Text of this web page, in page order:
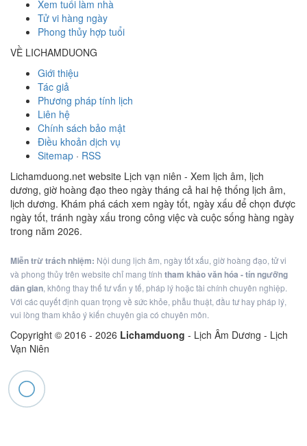
Xem tuổi làm nhà
Tử vi hàng ngày
Phong thủy hợp tuổi
VỀ LICHAMDUONG
Giới thiệu
Tác giả
Phương pháp tính lịch
Liên hệ
Chính sách bảo mật
Điều khoản dịch vụ
Sitemap · RSS
Lichamduong.net website Lịch vạn niên - Xem lịch âm, lịch
dương, giờ hoàng đạo theo ngày tháng cả hai hệ thống lịch âm,
lịch dương. Khám phá cách xem ngày tốt, ngày xấu để chọn được
ngày tốt, tránh ngày xấu trong công việc và cuộc sống hàng ngày
trong năm 2026.
Miễn trừ trách nhiệm: Nội dung lịch âm, ngày tốt xấu, giờ hoàng đạo, tử vi
và phong thủy trên website chỉ mang tính tham khảo văn hóa - tín ngưỡng
dân gian, không thay thế tư vấn y tế, pháp lý hoặc tài chính chuyên nghiệp.
Với các quyết định quan trọng về sức khỏe, phẫu thuật, đầu tư hay pháp lý,
vui lòng tham khảo ý kiến chuyên gia có chuyên môn.
Copyright © 2016 - 2026 Lichamduong - Lịch Âm Dương - Lịch
Vạn Niên